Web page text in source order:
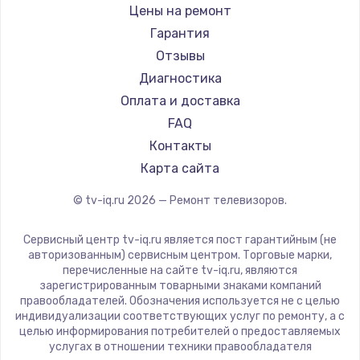
Замена видеокарты
1600 руб.
Ремонт разъема питания
880 руб.
Заказать
Замена видеочипа
Заказать
Замена северного моста
2600 руб.
Заказать
Daewoo
Centek
Telefunken
Hyundai
Doffler
Hiper
Grundig
HITACHI
Yandex
National
iFFALCON
Tuvio
Nord
Цены на ремонт
Гарантия
Отзывы
Диагностика
Оплата и доставка
FAQ
Контакты
Карта сайта
© tv-iq.ru 2026 — Ремонт телевизоров.
Сервисный центр tv-iq.ru является пост гарантийным (не
авторизованным) сервисным центром. Торговые марки,
перечисленные на сайте tv-iq.ru, являются
зарегистрированным товарными знаками компаний
правообладателей. Обозначения используется не с целью
индивидуализации соответствующих услуг по ремонту, а с
целью информирования потребителей о предоставляемых
услугах в отношении техники правообладателя